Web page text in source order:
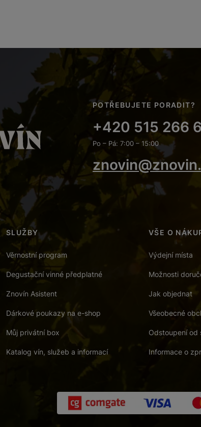
POTŘEBUJETE PORADIT?
+420 515 266
Po – Pá: 7:00 – 15:00
SLUŽBY
Věrnostní program
Degustační vinné předplatné
Znovín Asistent
Dárkové poukazy na e-shop
Můj privátní box
Katalog vín, služeb a informací
VŠE O
Výdejní místa
Možnosti
Jak objednat
Všeobecné
Odstoupení od
Informace o